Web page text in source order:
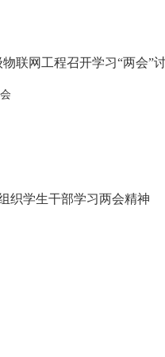
联网工程召开学习“两会”
织学生干部学习两会精神